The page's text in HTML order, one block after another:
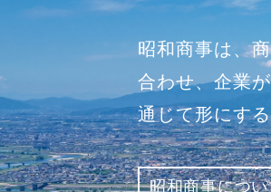
昭和商事は、
合わせ、企業
通じて形にす
昭和商事につ